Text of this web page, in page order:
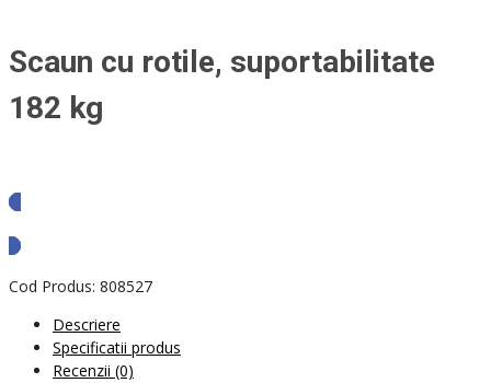
Scaun cu rotile, suportabilitate
182 kg
Cod Produs: 808527
Descriere
Specificatii produs
Recenzii (0)